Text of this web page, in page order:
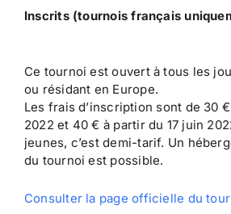
Inscrits (tournois français
Ce tournoi est ouvert à tous les
ou résidant en Europe.
Les frais d’inscription sont de 30 €
2022 et 40 € à partir du 17 juin
jeunes, c’est demi-tarif. Un
du tournoi est possible.
Consulter la page officielle du